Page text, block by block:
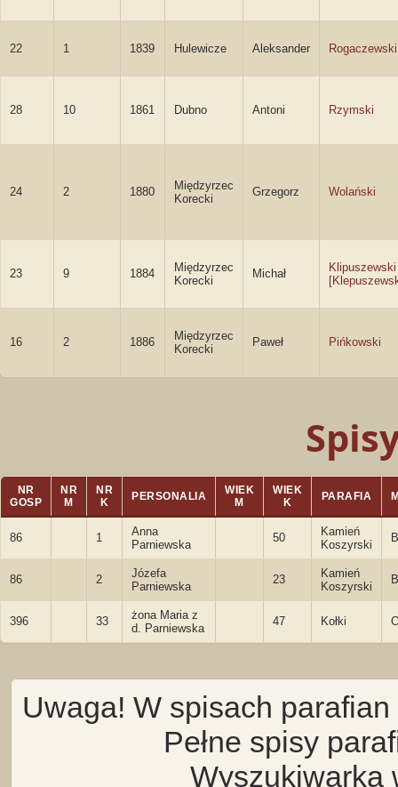
22 1 1839 Hulewicze Aleksander Rogaczewski
28 10 1861 Dubno Antoni Rzymski
24 2 1880
Międzyrzec
Korecki
Grzegorz Wolański
23 9 1884
Międzyrzec
Korecki
Michał
Klipuszewski
16 2 1886
Międzyrzec
Korecki
Paweł Pińkowski
NR
GOSP
NR
M
NR
K
PERSONALIA
WIEK
M
WIEK
K
PARAFIA
86 1
Anna
Parniewska
50
Kamień
Koszyrski
86 2
Józefa
Parniewska
23
Kamień
Koszyrski
396 33
żona Maria z
d. Parniewska
47 Kołki
Uwaga! W spisach
Pełne spisy
Wyszukiwarka